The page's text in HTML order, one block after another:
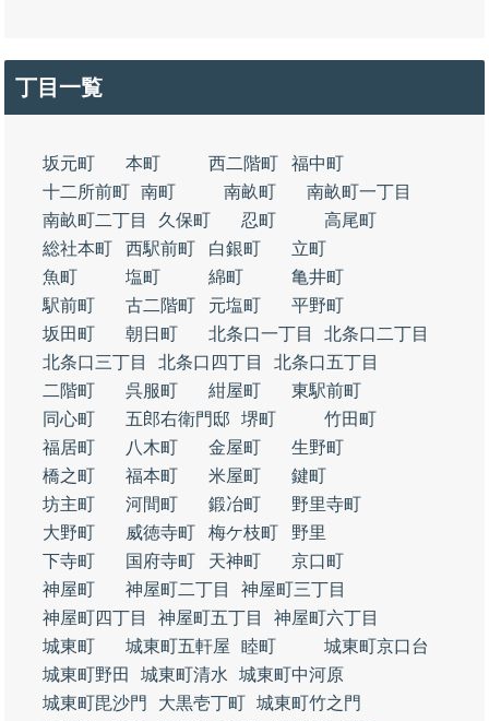
丁目一覧
坂元町 本町 西二階町
福中町
十二所前町 南町 南畝町
南畝町一丁目
南畝町二丁目
久保町 忍町
高尾町
総社本町
西駅前町 白銀町
立町
魚町
塩町 綿町
亀井町
駅前町
古二階町 元塩町
平野町
坂田町
朝日町 北条口一丁目
北条口二丁目
北条口三丁目
北条口四丁目
北条口五丁目
二階町
呉服町 紺屋町
東駅前町
同心町
五郎右衛門邸 堺町
竹田町
福居町
八木町 金屋町
生野町
橋之町
福本町 米屋町
鍵町
坊主町
河間町 鍛冶町
野里寺町
大野町
威徳寺町 梅ケ枝町
野里
下寺町
国府寺町 天神町
京口町
神屋町
神屋町二丁目
神屋町三丁目
神屋町四丁目
神屋町五丁目
神屋町六丁目
城東町
城東町五軒屋 睦町
城東町京口台
城東町野田
城東町清水
城東町中河原
城東町毘沙門
大黒壱丁町 城東町竹之門